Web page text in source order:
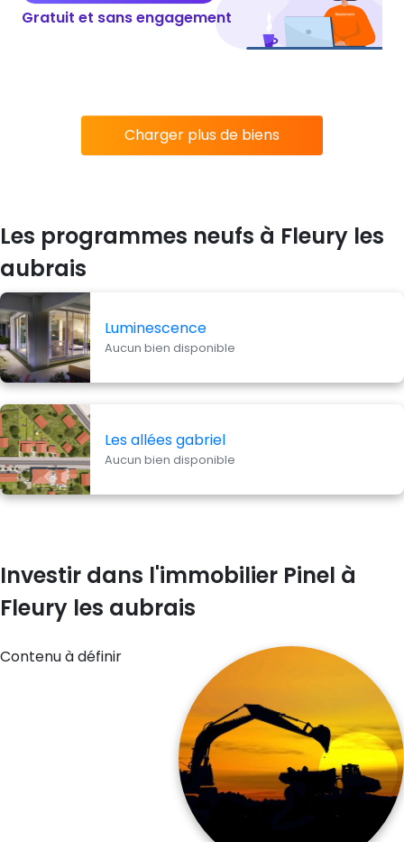
Gratuit et sans engagement
Charger plus de biens
Les programmes neufs à Fleury les
aubrais
Luminescence
Aucun bien disponible
Les allées gabriel
Aucun bien disponible
Investir dans l'immobilier Pinel à
Fleury les aubrais
Contenu à définir